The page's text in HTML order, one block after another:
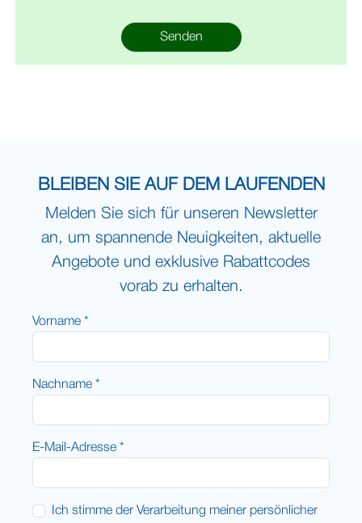
Senden
BLEIBEN SIE AUF DEM LAUFENDEN
Melden Sie sich für unseren Newsletter
an, um spannende Neuigkeiten, aktuelle
Angebote und exklusive Rabattcodes
vorab zu erhalten.
Vorname *
Nachname *
E-Mail-Adresse *
Ich stimme der Verarbeitung meiner persönlicher